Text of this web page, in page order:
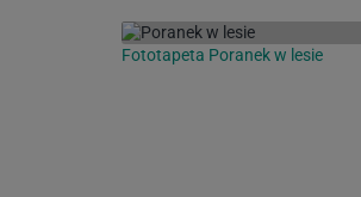
Fototapeta Poranek w lesie